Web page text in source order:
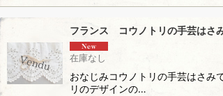
フランス コウノトリの手芸はさ
在庫なし
おなじみコウノトリの手芸はさみ
リのデザインの…